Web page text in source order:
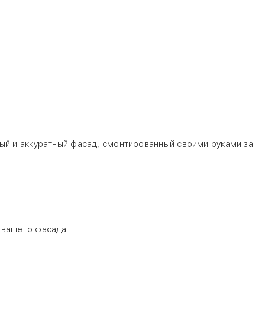
и аккуратный фасад, смонтированный своими руками за
фасада.